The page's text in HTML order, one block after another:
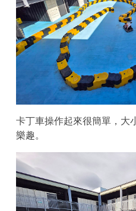
卡丁車操作起來很簡單，大
樂趣。